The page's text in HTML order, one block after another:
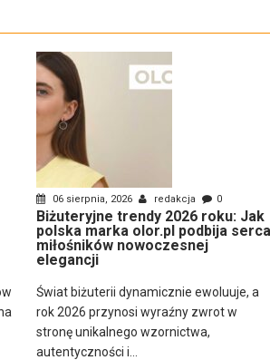
06 sierpnia, 2026 redakcja 0
Biżuteryjne trendy 2026 roku: Jak
polska marka olor.pl podbija serca
miłośników nowoczesnej
elegancji
Świat biżuterii dynamicznie ewoluuje, a
rok 2026 przynosi wyraźny zwrot w
stronę unikalnego wzornictwa,
autentyczności i...